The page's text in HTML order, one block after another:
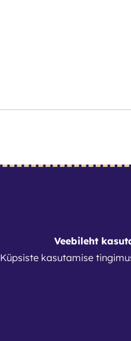
Veebileht
Küpsiste kasutamise